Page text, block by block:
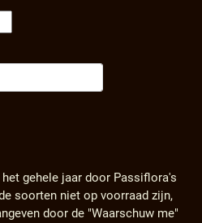
gehele jaar door Passiflora's
soorten niet op voorraad zijn,
door de "Waarschuw me"